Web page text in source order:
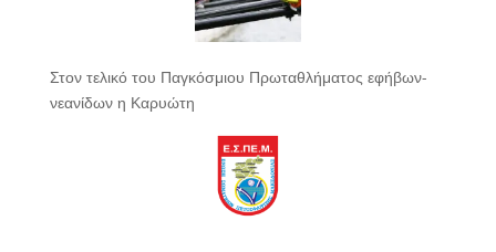
Στον τελικό του Παγκόσμιου Πρωταθλήματος εφήβων-
νεανίδων η Καρυώτη